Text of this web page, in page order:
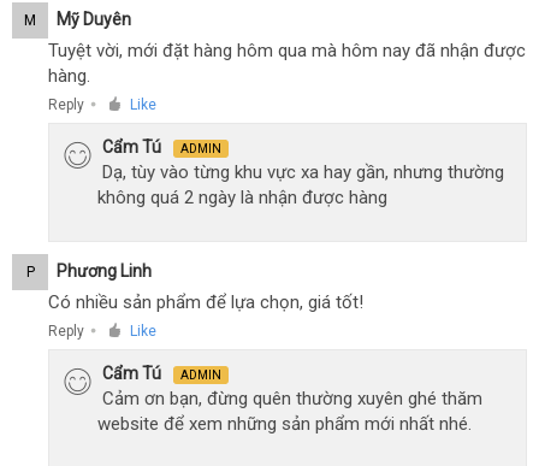
M Mỹ Duyên
Tuyệt vời, mới đặt hàng hôm qua mà hôm nay đã nhận được
hàng.
Reply ● Like
Cẩm Tú ADMIN
Dạ, tùy vào từng khu vực xa hay gần, nhưng thường
không quá 2 ngày là nhận được hàng
P Phương Linh
Có nhiều sản phẩm để lựa chọn, giá tốt!
Reply ● Like
Cẩm Tú ADMIN
Cảm ơn bạn, đừng quên thường xuyên ghé thăm
website để xem những sản phẩm mới nhất nhé.